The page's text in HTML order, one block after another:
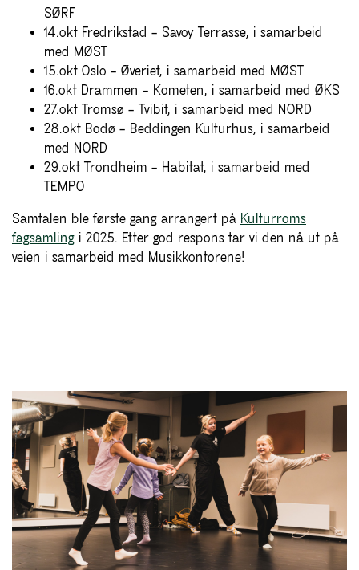
SØRF
14.okt Fredrikstad – Savoy Terrasse, i samarbeid
med MØST
15.okt Oslo – Øveriet, i samarbeid med MØST
16.okt Drammen – Kometen, i samarbeid med ØKS
27.okt Tromsø – Tvibit, i samarbeid med NORD
28.okt Bodø – Beddingen Kulturhus, i samarbeid
med NORD
29.okt Trondheim – Habitat, i samarbeid med
TEMPO
Samtalen ble første gang arrangert på Kulturroms
fagsamling i 2025. Etter god respons tar vi den nå ut på
veien i samarbeid med Musikkontorene!